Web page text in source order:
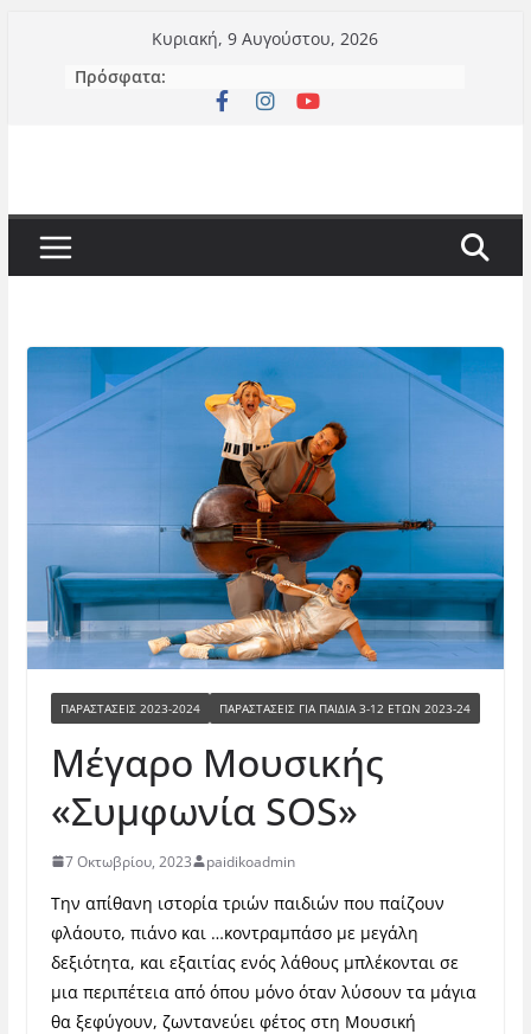
περιεχόμενο
Κυριακή, 9 Αυγούστου, 2026
Πρόσφατα:
ΠΑΡΑΣΤΆΣΕΙΣ 2023-2024 ΠΑΡΑΣΤΆΣΕΙΣ ΓΙΑ ΠΑΙΔΙΆ 3-12 ΕΤΏΝ 2023-24
Μέγαρο Μουσικής
«Συμφωνία SOS»
7 Οκτωβρίου, 2023 paidikoadmin
Την απίθανη ιστορία τριών παιδιών που παίζουν
φλάουτο, πιάνο και …κοντραμπάσο με μεγάλη
δεξιότητα, και εξαιτίας ενός λάθους μπλέκονται σε
μια περιπέτεια από όπου μόνο όταν λύσουν τα μάγια
θα ξεφύγουν, ζωντανεύει φέτος στη Μουσική